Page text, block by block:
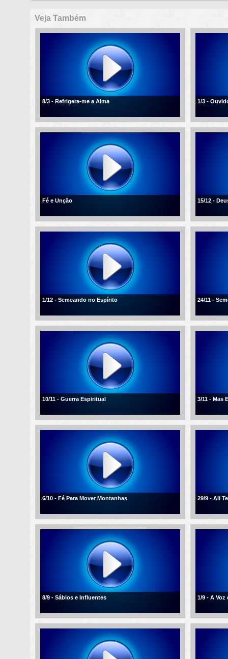
Veja Também
8/3 - Refrigera-me a Alma 1/3 -
Fé e Unção 15/12 -
1/12 - Semeando no Espírito 24/11 -
10/11 - Guerra Espiritual 3/11 - Mas
6/10 - Fé Para Mover Montanhas 29/9 - Ali
8/9 - Sábios e Influentes 1/9 - A Voz